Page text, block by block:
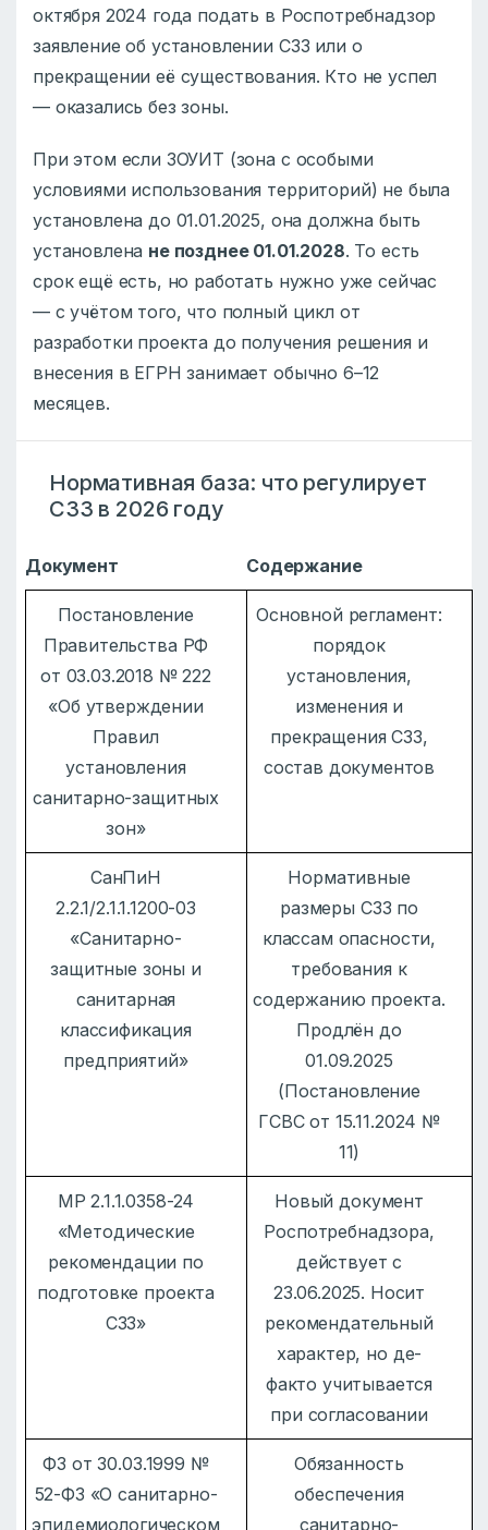
октября 2024 года подать в Роспотребнадзор
заявление об установлении СЗЗ или о
прекращении её существования. Кто не успел
— оказались без зоны.
При этом если ЗОУИТ (зона с особыми
условиями использования территорий) не была
установлена до 01.01.2025, она должна быть
установлена не позднее 01.01.2028. То есть
срок ещё есть, но работать нужно уже сейчас
— с учётом того, что полный цикл от
разработки проекта до получения решения и
внесения в ЕГРН занимает обычно 6–12
месяцев.
Нормативная база: что регулирует
СЗЗ в 2026 году
Документ Содержание
Постановление
Правительства РФ
от 03.03.2018 № 222
«Об утверждении
Правил
установления
санитарно-защитных
зон»
Основной регламент:
порядок
установления,
изменения и
прекращения СЗЗ,
состав документов
СанПиН
2.2.1/2.1.1.1200-03
«Санитарно-
защитные зоны и
санитарная
классификация
предприятий»
Нормативные
размеры СЗЗ по
классам опасности,
требования к
содержанию проекта.
Продлён до
01.09.2025
(Постановление
ГСВС от 15.11.2024 №
11)
МР 2.1.1.0358-24
«Методические
рекомендации по
подготовке проекта
СЗЗ»
Новый документ
Роспотребнадзора,
действует с
23.06.2025. Носит
рекомендательный
характер, но де-
факто учитывается
при согласовании
ФЗ от 30.03.1999 №
52-ФЗ «О санитарно-
эпидемиологическом
Обязанность
обеспечения
санитарно-